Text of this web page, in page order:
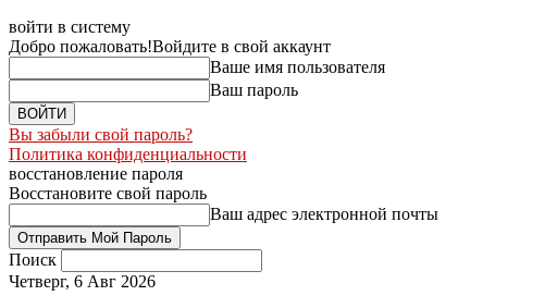
войти в систему
Добро пожаловать!Войдите в свой аккаунт
Ваше имя пользователя
Ваш пароль
Вы забыли свой пароль?
Политика конфиденциальности
восстановление пароля
Восстановите свой пароль
Ваш адрес электронной почты
Поиск
Четверг, 6 Авг 2026